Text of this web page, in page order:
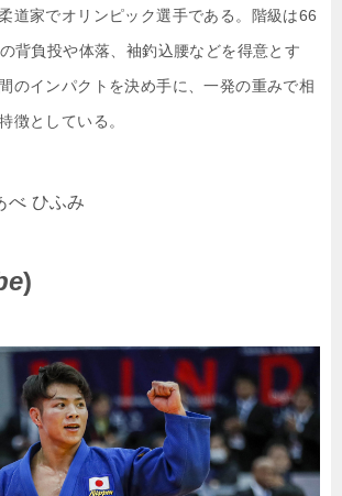
道家でオリンピック選手である。階級は66
背負投や体落、袖釣込腰などを得意とす
のインパクトを決め手に、一発の重みで相
徴としている。
べ ひふみ
)